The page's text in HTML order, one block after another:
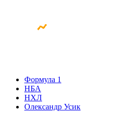
Формула 1
НБА
НХЛ
Олександр Усик